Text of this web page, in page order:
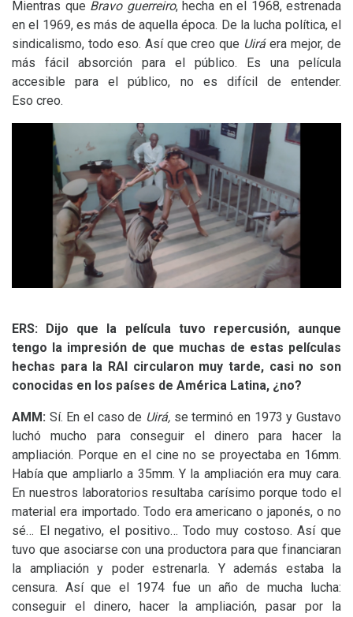
Mientras que Bravo guerreiro, hecha en el 1968, estrenada
en el 1969, es más de aquella época. De la lucha política, el
sindicalismo, todo eso. Así que creo que Uiráera mejor, de
más fácil absorción para el público. Es una película
accesible para el público, no es difícil de entender.
Eso creo.
ERS: Dijo que la película tuvo repercusión, aunque
tengo la impresión de que muchas de estas películas
hechas para la RAI circularon muy tarde, casi no son
conocidas en los países de América Latina, ¿no?
AMM: Sí. En el caso de Uirá, se terminó en 1973 y Gustavo
luchó mucho para conseguir el dinero para hacer la
ampliación. Porque en el cine no se proyectaba en 16mm.
Había que ampliarlo a 35mm. Y la ampliación era muy cara.
En nuestros laboratorios resultaba carísimo porque todo el
material era importado. Todo era americano o japonés, o no
sé… El negativo, el positivo… Todo muy costoso. Así que
tuvo que asociarse con una productora para que financiaran
la ampliación y poder estrenarla. Y además estaba la
censura. Así que el 1974 fue un año de mucha lucha:
conseguir el dinero, hacer la ampliación, pasar por la